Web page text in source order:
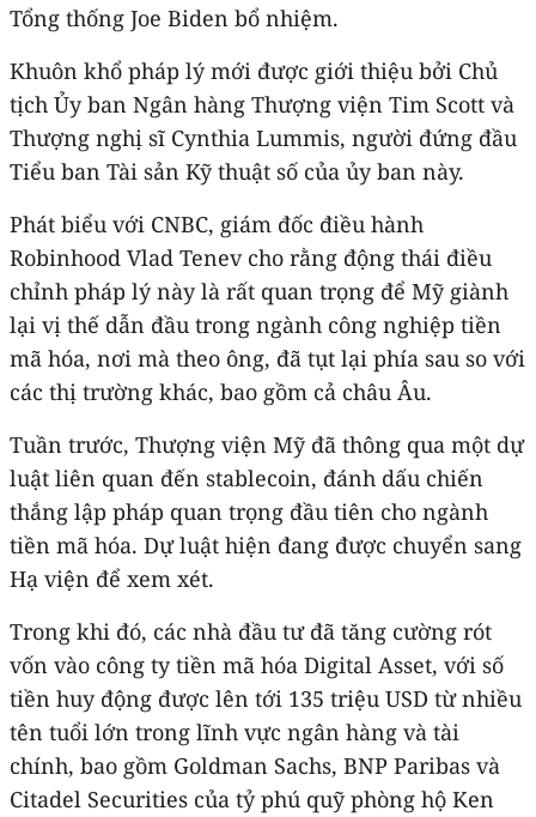
Tổng thống Joe Biden bổ nhiệm.
Khuôn khổ pháp lý mới được giới thiệu bởi Chủ
tịch Ủy ban Ngân hàng Thượng viện Tim Scott và
Thượng nghị sĩ Cynthia Lummis, người đứng đầu
Tiểu ban Tài sản Kỹ thuật số của ủy ban này.
Phát biểu với CNBC, giám đốc điều hành
Robinhood Vlad Tenev cho rằng động thái điều
chỉnh pháp lý này là rất quan trọng để Mỹ giành
lại vị thế dẫn đầu trong ngành công nghiệp tiền
mã hóa, nơi mà theo ông, đã tụt lại phía sau so với
các thị trường khác, bao gồm cả châu Âu.
Tuần trước, Thượng viện Mỹ đã thông qua một dự
luật liên quan đến stablecoin, đánh dấu chiến
thắng lập pháp quan trọng đầu tiên cho ngành
tiền mã hóa. Dự luật hiện đang được chuyển sang
Hạ viện để xem xét.
Trong khi đó, các nhà đầu tư đã tăng cường rót
vốn vào công ty tiền mã hóa Digital Asset, với số
tiền huy động được lên tới 135 triệu USD từ nhiều
tên tuổi lớn trong lĩnh vực ngân hàng và tài
chính, bao gồm Goldman Sachs, BNP Paribas và
Citadel Securities của tỷ phú quỹ phòng hộ Ken